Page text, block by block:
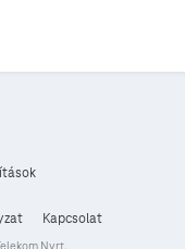
Kapcsolat
Nyrt.